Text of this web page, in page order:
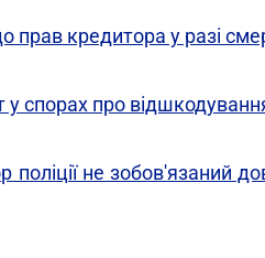
кредитора у разі
спорах про
поліції не зобов'язаний